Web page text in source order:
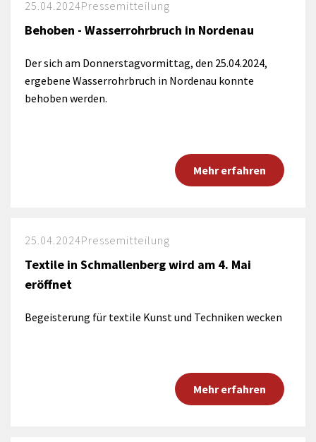
25.04.2024Pressemitteilung
Behoben - Wasserrohrbruch in Nordenau
Der sich am Donnerstagvormittag, den 25.04.2024,
ergebene Wasserrohrbruch in Nordenau konnte
behoben werden.
Mehr erfahren
25.04.2024Pressemitteilung
Textile in Schmallenberg wird am 4. Mai
eröffnet
Begeisterung für textile Kunst und Techniken wecken
Mehr erfahren